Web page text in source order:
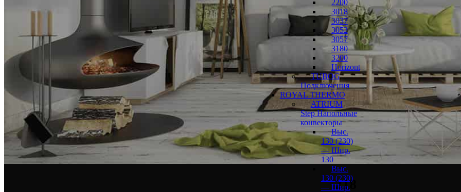
2200
3018
3037
3052
3057
3180
3200
Horizont
TUBOG
Подключения
ROYAL THERMO
ATRIUM
Step Напольные
конвекторы
Выс.
130 (230)
— Шир.
130
Выс.
130 (230)
— Шир.
218